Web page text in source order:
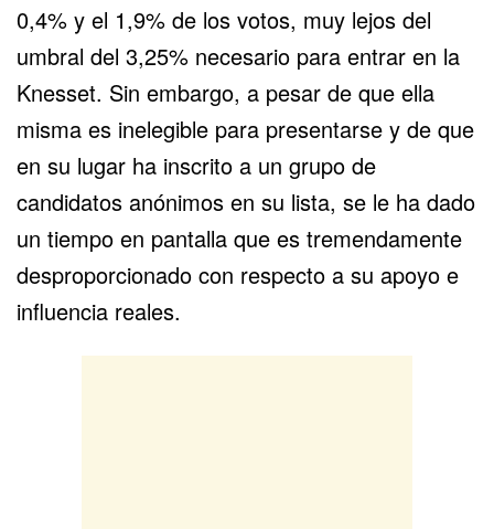
0,4% y el 1,9% de los votos, muy lejos del
umbral del 3,25% necesario para entrar en la
Knesset. Sin embargo, a pesar de que ella
misma es inelegible para presentarse y de que
en su lugar ha inscrito a un grupo de
candidatos anónimos en su lista, se le ha dado
un tiempo en pantalla que es tremendamente
desproporcionado con respecto a su apoyo e
influencia reales.